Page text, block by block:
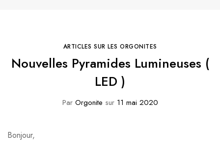
ARTICLES SUR LES ORGONITES
Nouvelles Pyramides Lumineuses (
LED )
ParOrgonite sur11 mai 2020
Bonjour,